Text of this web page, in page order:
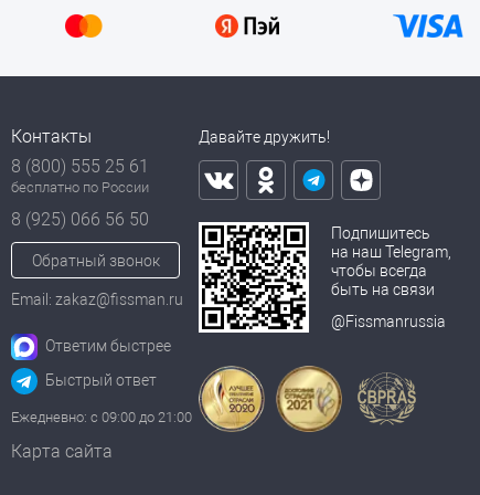
Контакты
8 (800) 555 25 61
бесплатно по России
8 (925) 066 56 50
Обратный звонок
Email: zakaz@fissman.ru
Ответим быстрее
Быстрый ответ
Ежедневно: с 09:00 до 21:00
Карта сайта
Давайте дружить!
Подпишитесь
на наш Telegram,
чтобы всегда
быть на связи
@Fissmanrussia